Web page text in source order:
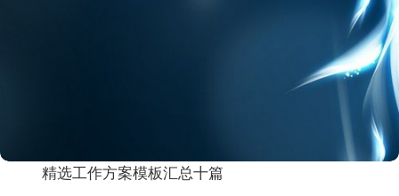
精选工作方案模板汇总十篇